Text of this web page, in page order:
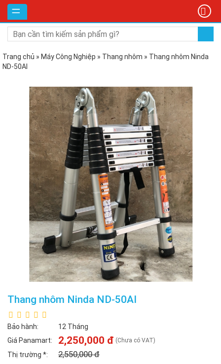
MỤC
SẢN
PHẨM
Trang chủ » Máy Công Nghiệp » Thang nhôm » Thang nhôm Ninda
ND-50AI
Thang nhôm Ninda ND-50AI
Bảo hành:
12 Tháng
Giá Panamart:
2,250,000 đ (Chưa có VAT)
Thị trường *: 2,550,000 đ